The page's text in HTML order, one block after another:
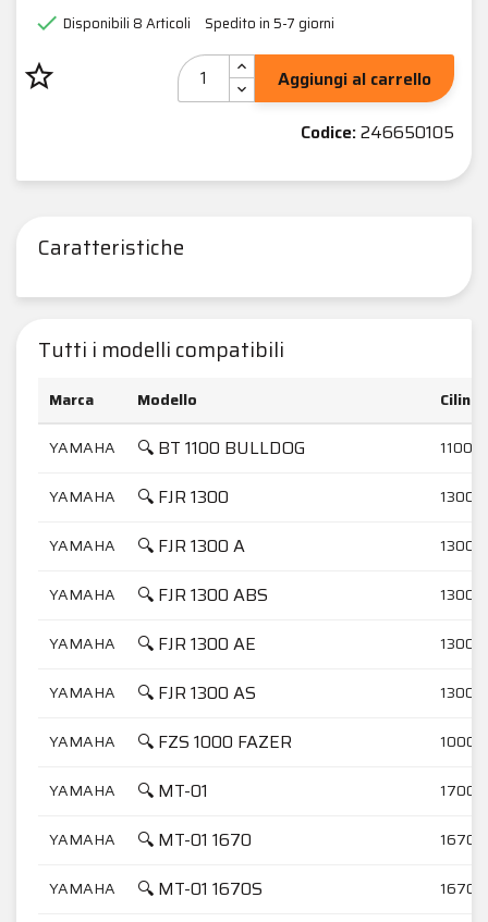
 Disponibili 8 Articoli Spedito in 5-7 giorni
star_border
Aggiungi al carrello
Codice:246650105
Caratteristiche
Tutti i modelli compatibili
Marca Modello
YAMAHA
🔍 BT 1100 BULLDOG 1100
YAMAHA 🔍 FJR 1300 1300
YAMAHA 🔍 FJR 1300 A 1300
YAMAHA 🔍 FJR 1300 ABS 1300
YAMAHA 🔍 FJR 1300 AE 1300
YAMAHA 🔍 FJR 1300 AS 1300
YAMAHA 🔍 FZS 1000 FAZER 1000
YAMAHA 🔍 MT-01 1700
YAMAHA 🔍 MT-01 1670 1670
YAMAHA 🔍 MT-01 1670S 1670